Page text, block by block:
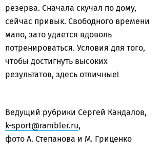
резерва. Сначала скучал по дому,
сейчас привык. Свободного времени
мало, зато удается вдоволь
потренироваться. Условия для того,
чтобы достигнуть высоких
результатов, здесь отличные!
Ведущий рубрики Сергей Кандалов,
k-sport@rambler.ru,
фото А. Степанова и М. Гриценко